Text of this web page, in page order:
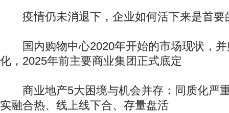
疫情仍未消退下，企业如何活下来是首要
国内购物中心2020年开始的市场现状，并
化，2025年前主要商业集团正式底定
商业地产5大困境与机会并存：同质化严
实融合热、线上线下合、存量盘活